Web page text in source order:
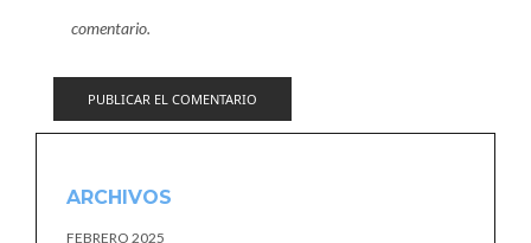
comentario.
ARCHIVOS
FEBRERO 2025